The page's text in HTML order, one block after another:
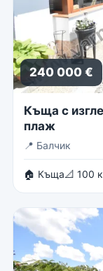
240 000 €
Къща с
плаж
📍 Балчик
🏠 Къща📐 100